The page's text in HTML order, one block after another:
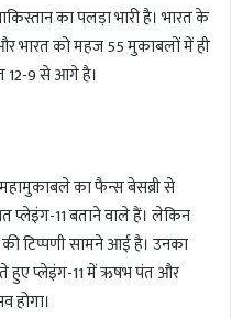
का पलड़ा भारी है। भारत के
भारत को महज 55 मुकाबलों में ही
12-9 से आगे है।
का फैन्स बेसब्री से
प्लेइंग-11 बताने वाले हैं। लेकिन
टिप्पणी सामने आई है। उनका
हुए प्लेइंग-11 में ऋषभ पंत और
होगा।